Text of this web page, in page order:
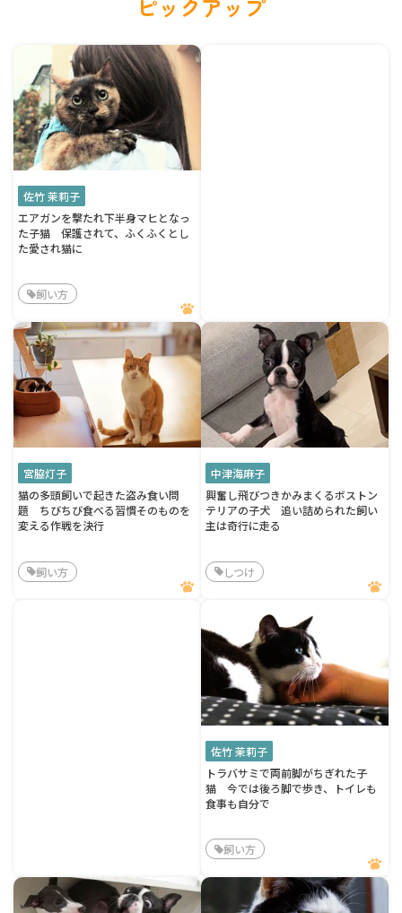
ピックアップ
佐竹 茉莉子
エアガンを撃たれ下半身マヒとなっ
た子猫 保護されて、ふくふくとし
た愛され猫に
飼い方
宮脇灯子
猫の多頭飼いで起きた盗み食い問
題 ちびちび食べる習慣そのものを
変える作戦を決行
飼い方
中津海麻子
興奮し飛びつきかみまくるボストン
テリアの子犬 追い詰められた飼い
主は奇行に走る
しつけ
佐竹 茉莉子
トラバサミで両前脚がちぎれた子
猫 今では後ろ脚で歩き、トイレも
食事も自分で
飼い方